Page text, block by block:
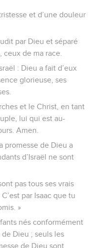
et d’une douleur
par Dieu et séparé
de ma race.
: Dieu a fait d’eux
glorieuse, ses
et le Christ, en tant
lui qui est au-
Amen.
promesse de Dieu a
d’Israël ne sont
pas tous ses vrais
par Isaac que tu
»
nés conformément
Dieu ; seuls les
de Dieu sont